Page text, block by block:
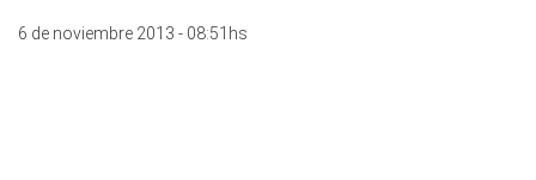
6 de noviembre 2013 - 08:51hs